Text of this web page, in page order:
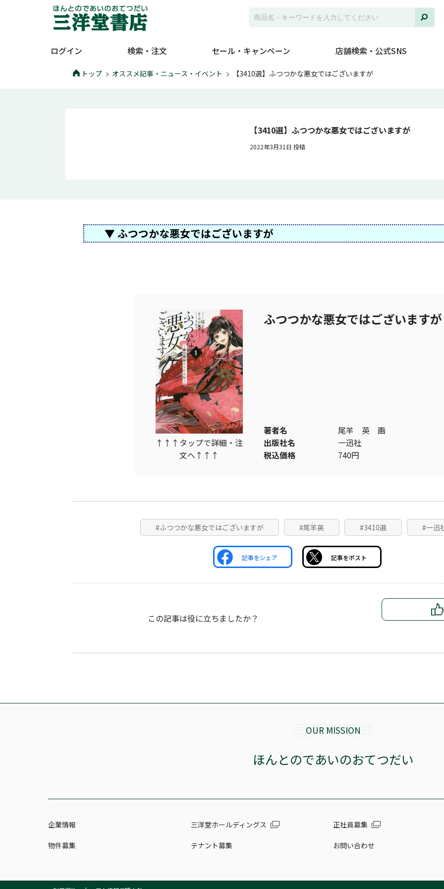
ログイン 検索・注文 セール・キャンペーン 店舗検索・公式SNS
トップ オススメ記事・ニュース・イベント 【3410選】ふつつかな悪女ではございますが
【3410選】ふつつかな悪女ではございますが
2022年3月31日 投稿
▼ ふつつかな悪女ではございますが
↑↑↑タップで詳細・注
文へ↑↑↑
ふつつかな悪女ではござい
著者名
尾羊 英 画
出版社名
一迅社
税込価格
740円
#ふつつかな悪女ではございますが #尾羊英 #3410選 #一迅
記事をシェア 記事をポスト
この記事は役に立ちましたか？
OUR MISSION
ほんとのであいのおてつだい
企業情報 三洋堂ホールディングス 正社員募集
物件募集 テナント募集 お問い合わせ